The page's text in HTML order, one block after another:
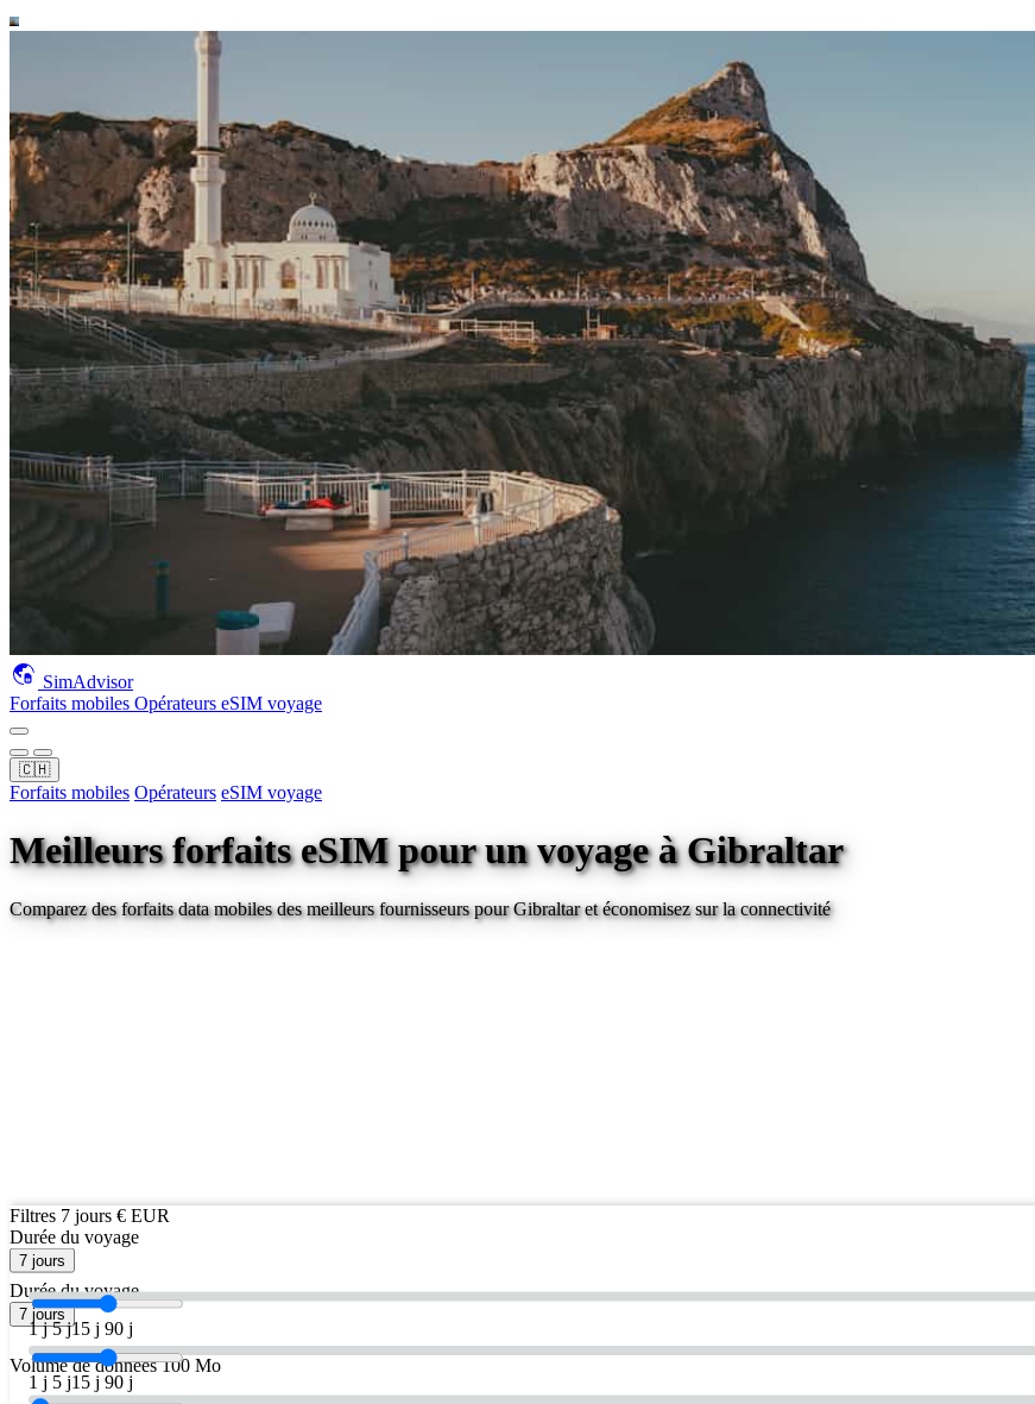
SimAdvisor
Forfaits mobiles Opérateurs eSIM voyage
🇨🇭
Forfaits mobiles Opérateurs eSIM voyage
Meilleurs forfaits eSIM pour un voyageà Gibraltar
Comparez des forfaits data mobiles des meilleurs fournisseurs pourGibraltaret économisez sur la connectivité
Filtres 7 jours € EUR
Durée du voyage
7 jours
1 j 5 j15 j 90 j
Volume de données 100 Mo
Durée du voyage
7 jours
1 j 5 j15 j 90 j